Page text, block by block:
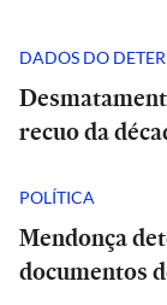
DADOS DO DETER
recuo da
POLÍTICA
Mendonça
documentos